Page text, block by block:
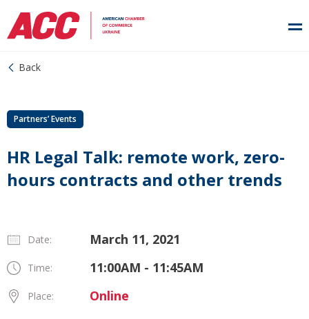
Back
Partners’ Events
HR Legal Talk: remote work, zero-
hours contracts and other trends
Date: March 11, 2021
Time: 11:00AM - 11:45AM
Place: Online